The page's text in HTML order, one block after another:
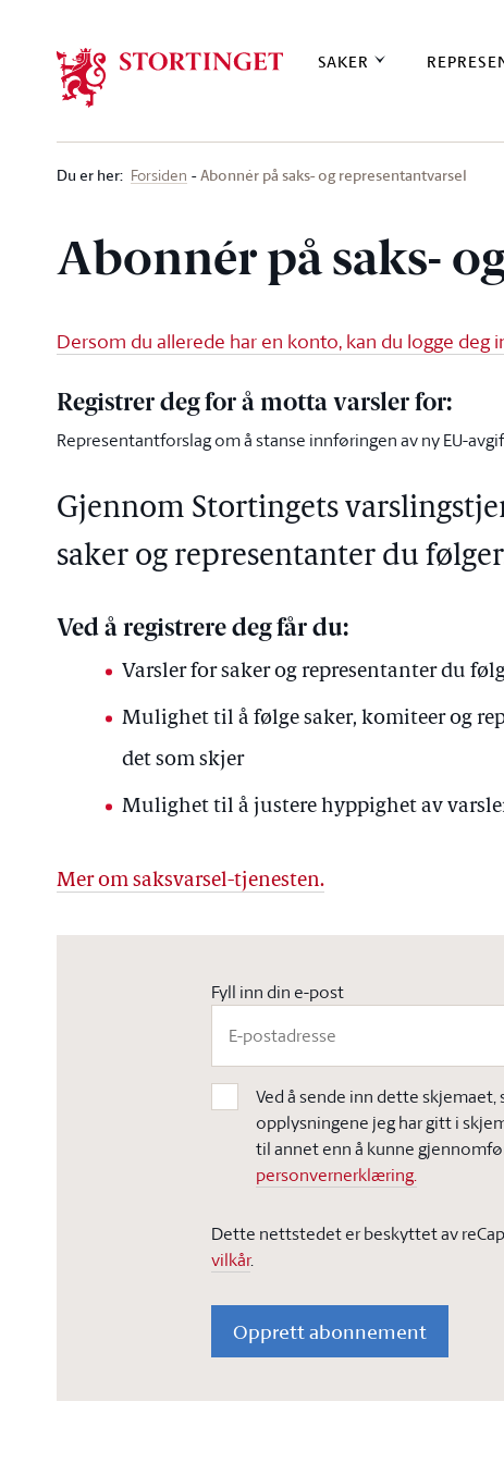
SAKER
Du er her: Forsiden Abonnér på saks- og representantvarsel
Abonnér på saks-
Dersom du allerede har en konto, kan du logge deg
Registrer deg for å motta varsler for:
Representantforslag om å stanse innføringen av ny EU-
Gjennom Stortingets
saker og representanter du
Ved å registrere deg får du:
Varsler for saker og representanter du
Mulighet til å følge saker, komiteer og
det som skjer
Mulighet til å justere hyppighet av
Mer om saksvarsel-tjenesten.
Fyll inn din e-post
Ved å sende inn dette
opplysningene jeg har gitt i
til annet enn å kunne
personvernerklæring.
Dette nettstedet er beskyttet av
vilkår.
Opprett abonnement